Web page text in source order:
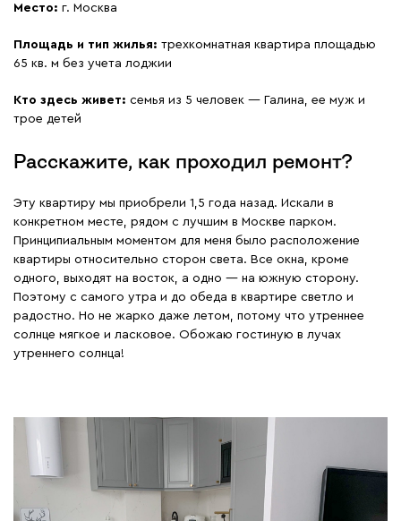
Место: г. Москва
Площадь и тип жилья: трехкомнатная квартира площадью
65 кв. м без учета лоджии
Кто здесь живет: семья из 5 человек — Галина, ее муж и
трое детей
Расскажите, как проходил ремонт?
Эту квартиру мы приобрели 1,5 года назад. Искали в
конкретном месте, рядом с лучшим в Москве парком.
Принципиальным моментом для меня было расположение
квартиры относительно сторон света. Все окна, кроме
одного, выходят на восток, а одно — на южную сторону.
Поэтому с самого утра и до обеда в квартире светло и
радостно. Но не жарко даже летом, потому что утреннее
солнце мягкое и ласковое. Обожаю гостиную в лучах
утреннего солнца!